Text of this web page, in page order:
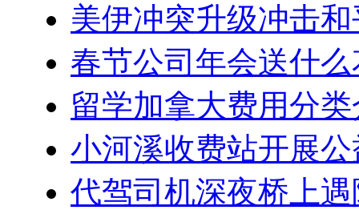
美伊冲突升级冲击
春节公司年会送什
留学加拿大费用分
小河溪收费站开展
代驾司机深夜桥上